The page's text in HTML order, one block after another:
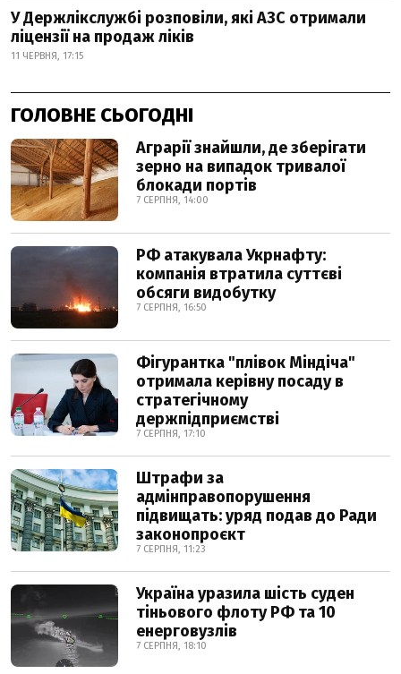
У Держлікслужбі розповіли, які АЗС отримали
ліцензії на продаж ліків
11 ЧЕРВНЯ, 17:15
ГОЛОВНЕ СЬОГОДНІ
Аграрії знайшли, де зберігати
зерно на випадок тривалої
блокади портів
7 СЕРПНЯ, 14:00
РФ атакувала Укрнафту:
компанія втратила суттєві
обсяги видобутку
7 СЕРПНЯ, 16:50
Фігурантка "плівок Міндіча"
отримала керівну посаду в
стратегічному
держпідприємстві
7 СЕРПНЯ, 17:10
Штрафи за
адмінправопорушення
підвищать: уряд подав до Ради
законопроєкт
7 СЕРПНЯ, 11:23
Україна уразила шість суден
тіньового флоту РФ та 10
енерговузлів
7 СЕРПНЯ, 18:10